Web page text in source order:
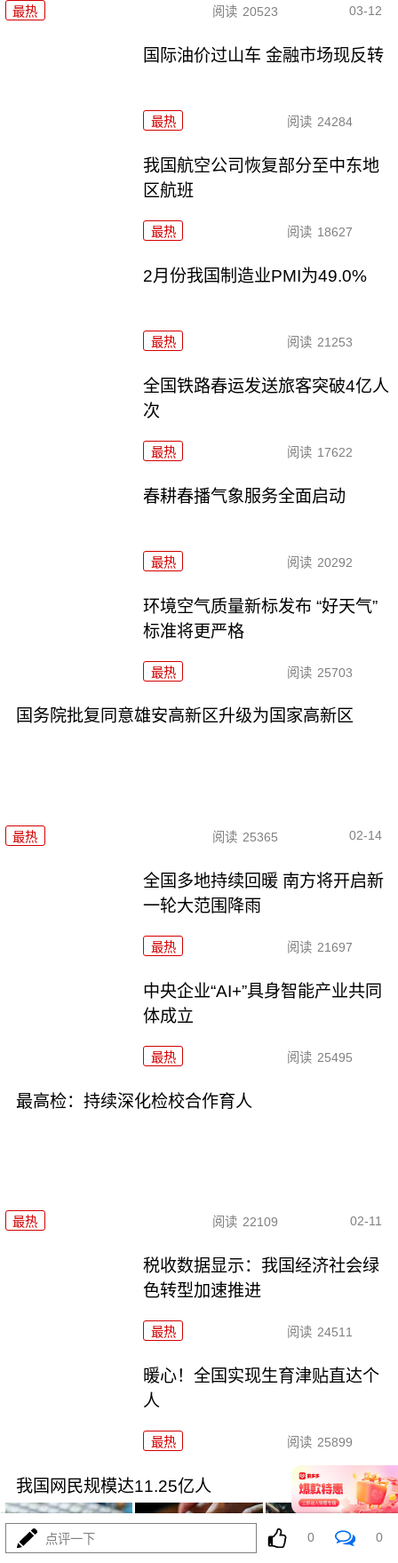
最热 阅读 20523 03-12
国际油价过山车 金融市场现反转
最热 阅读 24284
我国航空公司恢复部分至中东地
区航班
最热 阅读 18627
2月份我国制造业PMI为49.0%
最热 阅读 21253
全国铁路春运发送旅客突破4亿人
次
最热 阅读 17622
春耕春播气象服务全面启动
最热 阅读 20292
环境空气质量新标发布 “好天气”
标准将更严格
最热 阅读 25703
国务院批复同意雄安高新区升级为国家高新区
最热 阅读 25365 02-14
全国多地持续回暖 南方将开启新
一轮大范围降雨
最热 阅读 21697
中央企业“AI+”具身智能产业共同
体成立
最热 阅读 25495
最高检：持续深化检校合作育人
最热 阅读 22109 02-11
税收数据显示：我国经济社会绿
色转型加速推进
最热 阅读 24511
暖心！全国实现生育津贴直达个
人
最热 阅读 25899
我国网民规模达11.25亿人
点评一下 0 0